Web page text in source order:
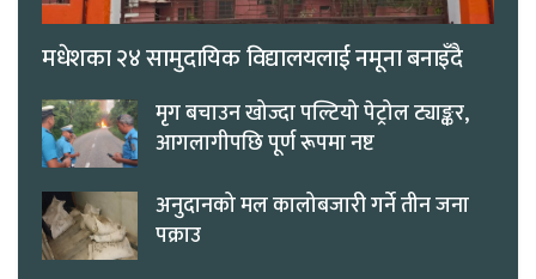
मधेशका २४ सामुदायिक विद्यालयलाई नमूना बनाइँदै
मृग बचाउन खोज्दा पल्टियो पेट्रोल ट्याङ्कर,
आगलागीपछि पूर्ण रूपमा नष्ट
अनुदानको मल कालोबजारी गर्ने तीन जना
पक्राउ